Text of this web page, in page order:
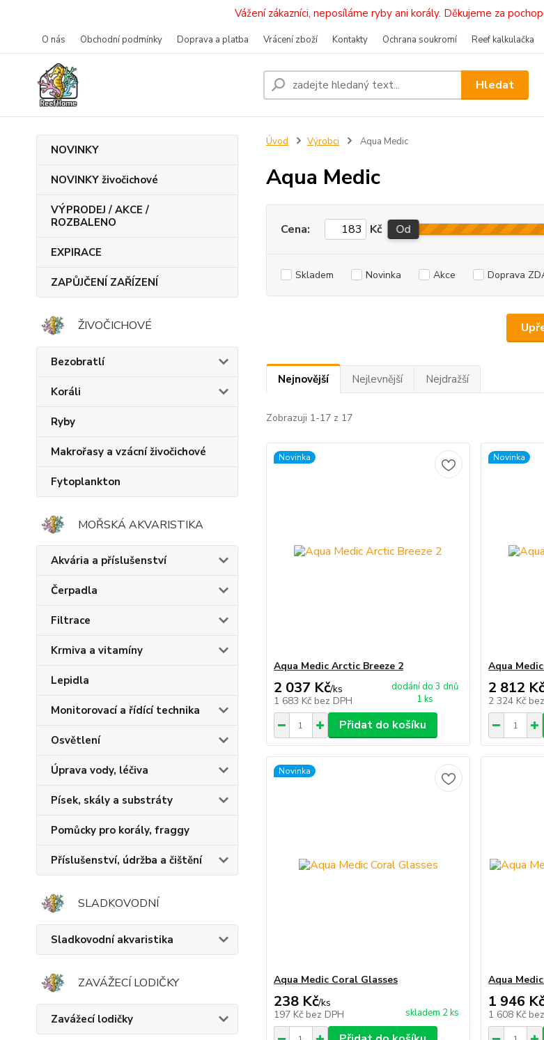
Vážení zákazníci, neposíláme ryby ani korály. Děkujeme za
O nás Obchodní podmínky Doprava a platba Vrácení zboží Kontakty Ochrana soukromí Reef kalkulačka
Hledat
NOVINKY
NOVINKY živočichové
VÝPRODEJ / AKCE /
ROZBALENO
EXPIRACE
ZAPŮJČENÍ ZAŘÍZENÍ
ŽIVOČICHOVÉ
Bezobratlí
Koráli
Ryby
Makrořasy a vzácní živočichové
Fytoplankton
MOŘSKÁ AKVARISTIKA
Akvária a příslušenství
Čerpadla
Filtrace
Krmiva a vitamíny
Lepidla
Monitorovací a řídící technika
Osvětlení
Úprava vody, léčiva
Písek, skály a substráty
Pomůcky pro korály, fraggy
Příslušenství, údržba a čištění
SLADKOVODNÍ
Sladkovodní akvaristika
ZAVÁŽECÍ LODIČKY
Zavážecí lodičky
Úvod Výrobci Aqua Medic
Aqua Medic
Cena: Kč Od
Skladem Novinka Akce Doprava
Nejnovější Nejlevnější Nejdražší
Zobrazuji 1-17 z 17
Novinka
Aqua Medic Arctic Breeze 2
2 037 Kč/ks
1 683 Kč bez DPH
dodání do 3 dnů
1 ks
Přidat do košíku
Novinka
Aqua
2 812
2 324 Kč
Novinka
Aqua Medic Coral Glasses
238 Kč/ks
197 Kč bez DPH skladem 2 ks
Aqua
1 946
1 608 Kč